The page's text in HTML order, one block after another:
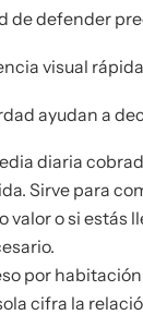
de defender
visual
ayudan a
diaria
Sirve para
valor o si estás
por
cifra la